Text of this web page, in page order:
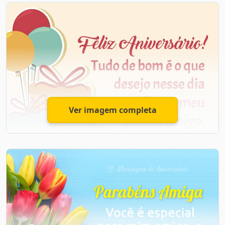
os seus sonhos e ideais e que você consiga aproveitar
bem cada fase da sua vida, pois elas não voltam
jamais.
Que o seu caminho seja cheio de luz! Que o seu sorriso
lindo nunca se apague!
Feliz aniversário!
Feliz Aniversário Amigo
Tudo de bom é o que te desejo nesse dia maravilhoso,
meu amigo. Feliz Aniversário!
Ver imagem completa